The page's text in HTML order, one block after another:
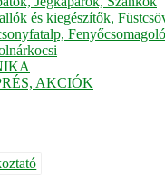
és kiegészítők,
AKCIÓK